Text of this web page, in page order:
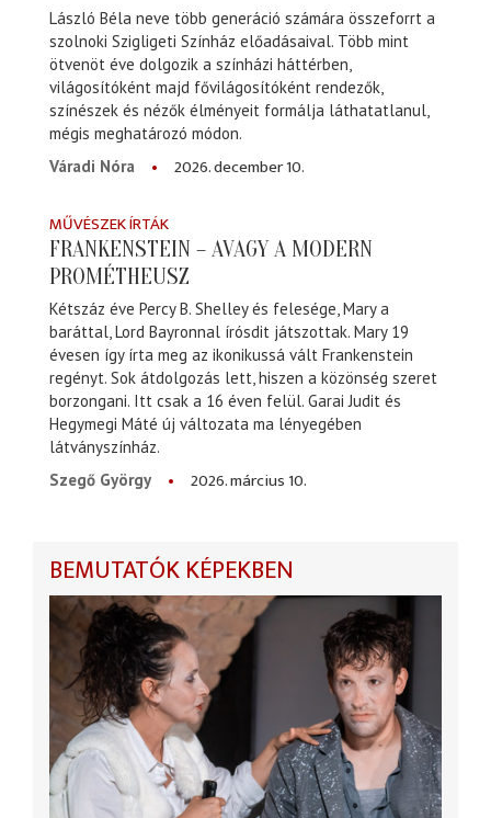
László Béla neve több generáció számára összeforrt a
szolnoki Szigligeti Színház előadásaival. Több mint
ötvenöt éve dolgozik a színházi háttérben,
világosítóként majd fővilágosítóként rendezők,
színészek és nézők élményeit formálja láthatatlanul,
mégis meghatározó módon.
Váradi Nóra
2026. december 10.
MŰVÉSZEK ÍRTÁK
FRANKENSTEIN – AVAGY A MODERN
PROMÉTHEUSZ
Kétszáz éve Percy B. Shelley és felesége, Mary a
baráttal, Lord Bayronnal írósdit játszottak. Mary 19
évesen így írta meg az ikonikussá vált Frankenstein
regényt. Sok átdolgozás lett, hiszen a közönség szeret
borzongani. Itt csak a 16 éven felül. Garai Judit és
Hegymegi Máté új változata ma lényegében
látványszínház.
Szegő György
2026. március 10.
BEMUTATÓK KÉPEKBEN